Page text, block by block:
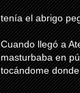
tenía el abrigo
Cuando llegó a
masturbaba en
tocándome